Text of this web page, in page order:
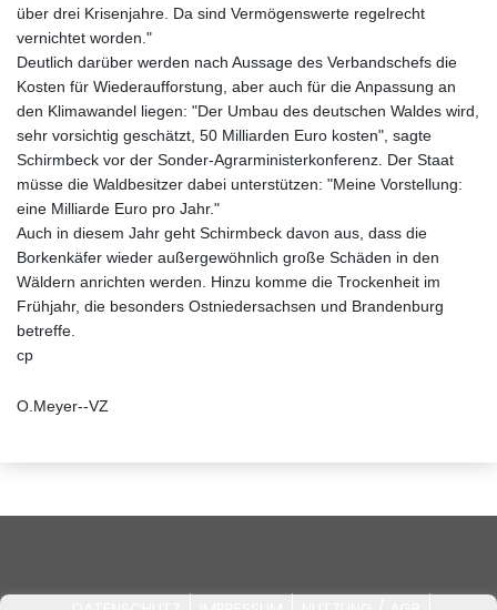
über drei Krisenjahre. Da sind Vermögenswerte regelrecht
vernichtet worden."
Deutlich darüber werden nach Aussage des Verbandschefs die
Kosten für Wiederaufforstung, aber auch für die Anpassung an
den Klimawandel liegen: "Der Umbau des deutschen Waldes wird,
sehr vorsichtig geschätzt, 50 Milliarden Euro kosten", sagte
Schirmbeck vor der Sonder-Agrarministerkonferenz. Der Staat
müsse die Waldbesitzer dabei unterstützen: "Meine Vorstellung:
eine Milliarde Euro pro Jahr."
Auch in diesem Jahr geht Schirmbeck davon aus, dass die
Borkenkäfer wieder außergewöhnlich große Schäden in den
Wäldern anrichten werden. Hinzu komme die Trockenheit im
Frühjahr, die besonders Ostniedersachsen und Brandenburg
betreffe.
cp
O.Meyer--VZ